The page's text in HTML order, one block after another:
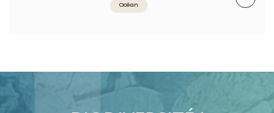
Océan